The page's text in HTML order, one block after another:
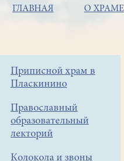
Основная
ГЛАВНАЯ О ХРАМЕ
Боковое
меню
Приписной храм в
Пласкинино
Православный
образовательный
лекторий
Колокола и звоны